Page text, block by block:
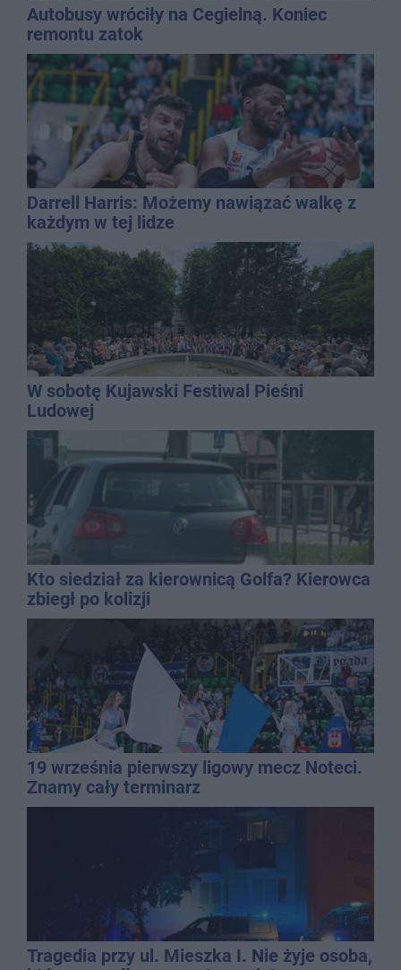
Autobusy wróciły na Cegielną. Koniec
remontu zatok
Darrell Harris: Możemy nawiązać walkę z
każdym w tej lidze
W sobotę Kujawski Festiwal Pieśni
Ludowej
Kto siedział za kierownicą Golfa? Kierowca
zbiegł po kolizji
19 września pierwszy ligowy mecz Noteci.
Znamy cały terminarz
Tragedia przy ul. Mieszka I. Nie żyje osoba,